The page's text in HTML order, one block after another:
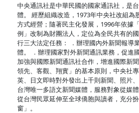
中央通訊社是中華民國的國家通訊社，是
體。 經歷組織改造，1973年中央社改組為
方式經營；隨著民主化發展，1996年依據
例」改制為財團法人，定位為全民共有的
行三大法定任務： ．辦理國內外新聞報導
體。 ．辦理國家對外新聞通訊業務，促進
加強與國際新聞通訊社合作，增進國際新聞
領先、客觀、翔實」的基本原則，中央社專
英、日文即時對外發出上千則新聞、照片
台灣唯一多語文新聞媒體，服務對象從媒
從台灣民眾延伸至全球僑胞與讀者，充分
窗」。